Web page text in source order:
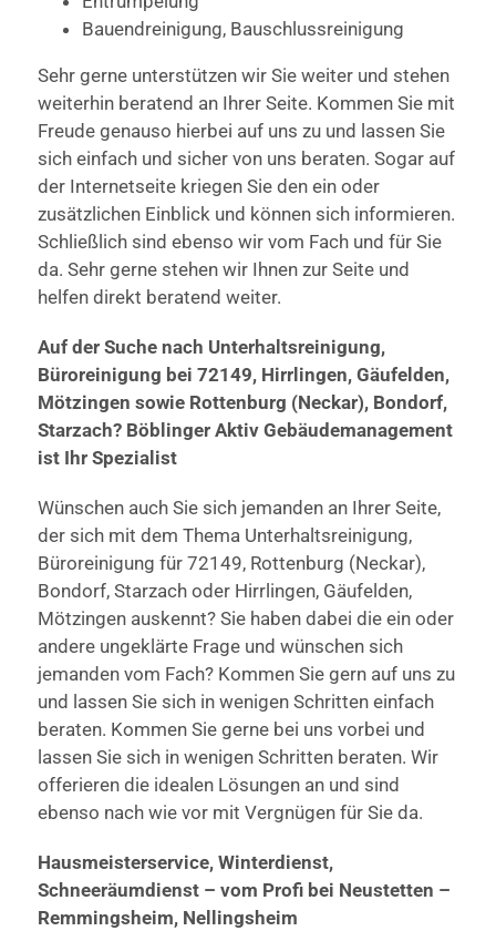
Bauendreinigung, Bauschlussreinigung
Sehr gerne unterstützen wir Sie weiter und stehen
weiterhin beratend an Ihrer Seite. Kommen Sie mit
Freude genauso hierbei auf uns zu und lassen Sie
sich einfach und sicher von uns beraten. Sogar auf
der Internetseite kriegen Sie den ein oder
zusätzlichen Einblick und können sich informieren.
Schließlich sind ebenso wir vom Fach und für Sie
da. Sehr gerne stehen wir Ihnen zur Seite und
helfen direkt beratend weiter.
Auf der Suche nach Unterhaltsreinigung,
Büroreinigung bei 72149, Hirrlingen, Gäufelden,
Mötzingen sowie Rottenburg (Neckar), Bondorf,
Starzach? Böblinger Aktiv Gebäudemanagement
ist Ihr Spezialist
Wünschen auch Sie sich jemanden an Ihrer Seite,
der sich mit dem Thema Unterhaltsreinigung,
Büroreinigung für 72149, Rottenburg (Neckar),
Bondorf, Starzach oder Hirrlingen, Gäufelden,
Mötzingen auskennt? Sie haben dabei die ein oder
andere ungeklärte Frage und wünschen sich
jemanden vom Fach? Kommen Sie gern auf uns zu
und lassen Sie sich in wenigen Schritten einfach
beraten. Kommen Sie gerne bei uns vorbei und
lassen Sie sich in wenigen Schritten beraten. Wir
offerieren die idealen Lösungen an und sind
ebenso nach wie vor mit Vergnügen für Sie da.
Hausmeisterservice, Winterdienst,
Schneeräumdienst – vom Profi bei Neustetten –
Remmingsheim, Nellingsheim